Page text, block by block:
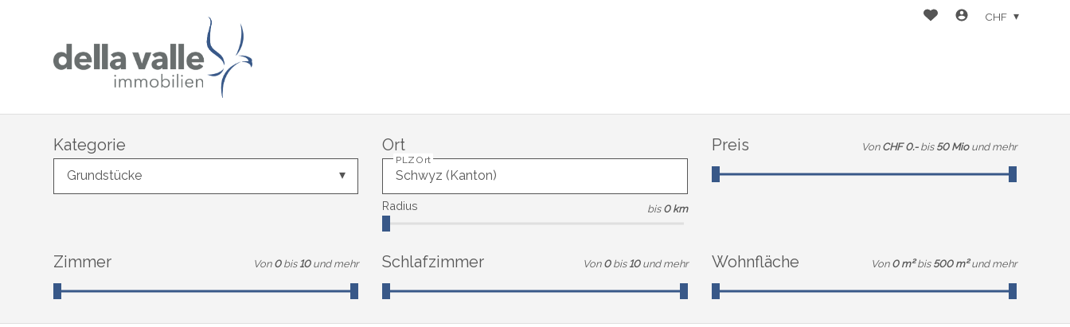
CHF
Kategorie
Grundstücke
Ort
PLZ Ort
Radius bis 0 km
Preis Von CHF 0.- bis 50 Mio und mehr
Zimmer Von 0 bis 10 und mehr Schlafzimmer Von 0 bis 10 und mehr Wohnfläche Von 0 m² bis 500 m² und mehr